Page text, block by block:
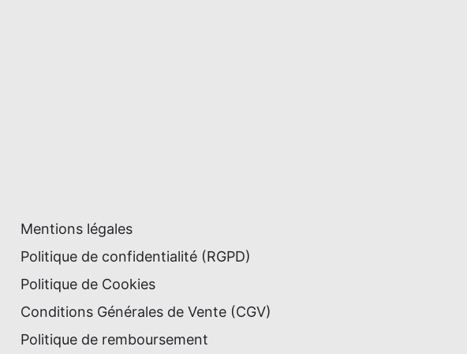
Mentions légales
Politique de confidentialité (RGPD)
Politique de Cookies
Conditions Générales de Vente (CGV)
Politique de remboursement